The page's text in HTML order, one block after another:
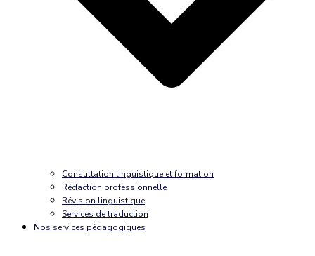
Consultation linguistique et formation
Rédaction professionnelle
Révision linguistique
Services de traduction
Nos services pédagogiques